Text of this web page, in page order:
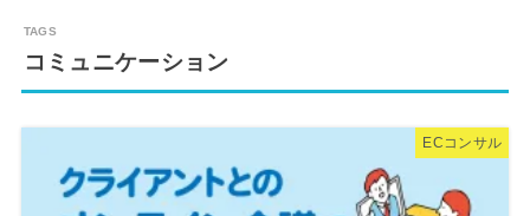
コミュニケーション
ECコンサル